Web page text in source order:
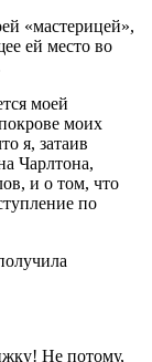
«мастерицей»,
ей место во
моей
моих
я, затаив
Чарлтона,
и о том, что
по
Не потому,